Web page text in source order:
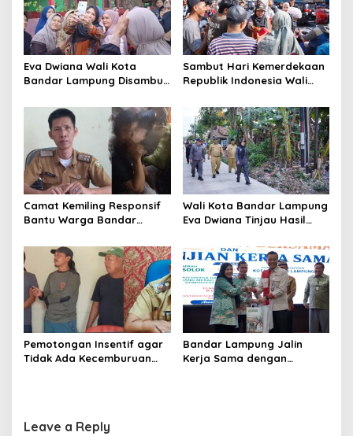
Eva Dwiana Wali Kota
Bandar Lampung Disambut
Warga RT 09 Perumnas
Way Kandis
Sambut Hari Kemerdekaan
Republik Indonesia Wali
Bagikan Bendera Merah
Putih ke Warga
Camat Kemiling Responsif
Bantu Warga Bandar
Anak Putus Sekolah
Wali Kota Bandar Lampung
Eva Dwiana Tinjau Hasil
di Way Laga
Pemotongan Insentif agar
Tidak Ada Kecemburuan
Bandar Lampung Jalin
Kerja Sama dengan
Leave a Reply